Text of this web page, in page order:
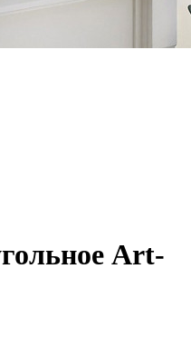
Art-